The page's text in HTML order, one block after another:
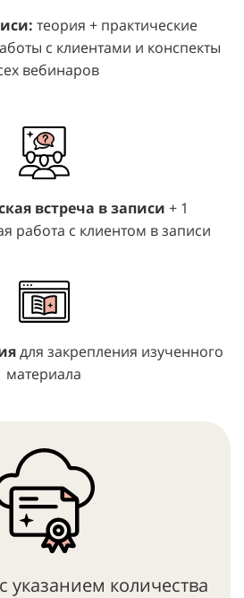
теория + практические
с клиентами и конспекты
вебинаров
встреча в записи + 1
работа с клиентом в записи
для закрепления изученного
материала
с указанием количества